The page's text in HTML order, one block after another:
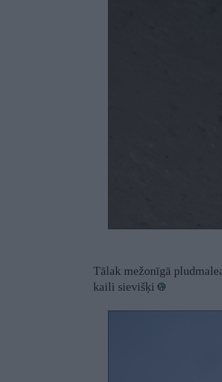
Tālak mežonīgā
kaili sievišķi